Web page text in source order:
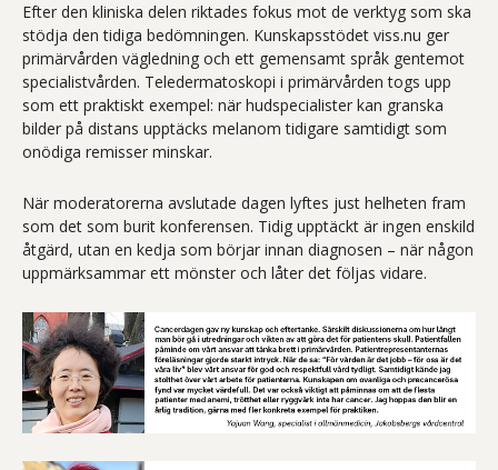
Efter den kliniska delen riktades fokus mot de verktyg som ska
stödja den tidiga bedömningen. Kunskapsstödet viss.nu ger
primärvården vägledning och ett gemensamt språk gentemot
specialistvården. Teledermatoskopi i primärvården togs upp
som ett praktiskt exempel: när hudspecialister kan granska
bilder på distans upptäcks melanom tidigare samtidigt som
onödiga remisser minskar.
När moderatorerna avslutade dagen lyftes just helheten fram
som det som burit konferensen. Tidig upptäckt är ingen enskild
åtgärd, utan en kedja som börjar innan diagnosen – när någon
uppmärksammar ett mönster och låter det följas vidare.